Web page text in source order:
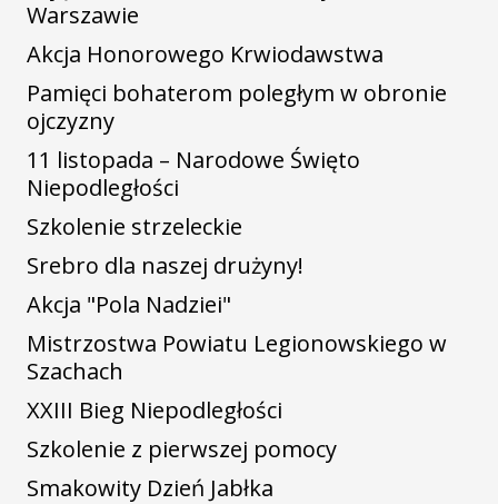
Warszawie
Akcja Honorowego Krwiodawstwa
Pamięci bohaterom poległym w obronie
ojczyzny
11 listopada – Narodowe Święto
Niepodległości
Szkolenie strzeleckie
Srebro dla naszej drużyny!
Akcja "Pola Nadziei"
Mistrzostwa Powiatu Legionowskiego w
Szachach
XXIII Bieg Niepodległości
Szkolenie z pierwszej pomocy
Smakowity Dzień Jabłka